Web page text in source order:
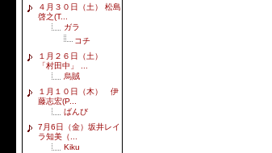
４月３０日（土） 松島
啓之(T...
ガラ
コチ
１月２６日（土）
「村田中」 ...
烏賊
１月１０日（木） 伊
藤志宏(P...
ばんび
7月6日（金）坂井レイ
ラ知美（...
Kiku